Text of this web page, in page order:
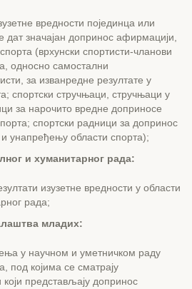
вредности појединца или
дат значајан допринос афирмацији,
(врхунски спортисти-чланови
односно самостални
за изванредне резултате у
спортски стручњаци, стручњаци у
за нарочито вредне доприносе
спортски радници за допринос
и унапређењу области спорта);
и хуманитарног рада:
изузетне вредности у области
рада;
младих:
у научном и уметничком раду
под којима се сматрају
представљају допринос